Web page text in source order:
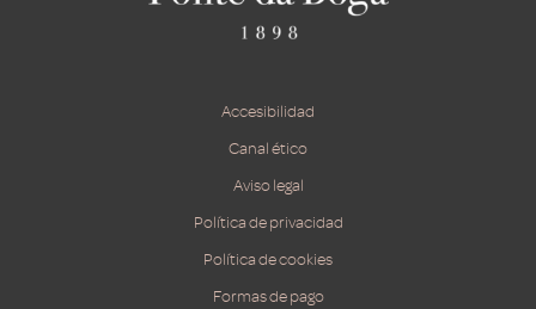
Accesibilidad
Canal ético
Aviso legal
Política de privacidad
Política de cookies
Formas de pago